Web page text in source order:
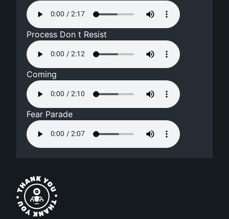
Process Don t Resist
Coming
Fear Parade